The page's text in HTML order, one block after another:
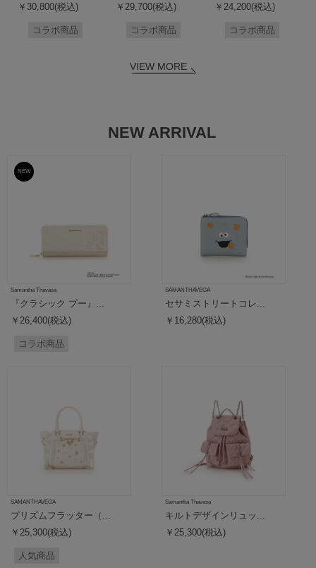
￥30,800(税込)
コラボ商品
￥29,700(税込)
コラボ商品
￥24,200(税込)
コラボ商品
VIEW MORE
NEW ARRIVAL
予約
NEW
Samantha Thavasa
『クラシック プー』...
￥26,400(税込)
コラボ商品
SAMANTHAVEGA
セサミストリートコレ...
￥16,280(税込)
SAMANTHAVEGA
プリズムフラッター（...
￥25,300(税込)
人気商品
Samantha Thavasa
キルトデザインリュッ...
￥25,300(税込)